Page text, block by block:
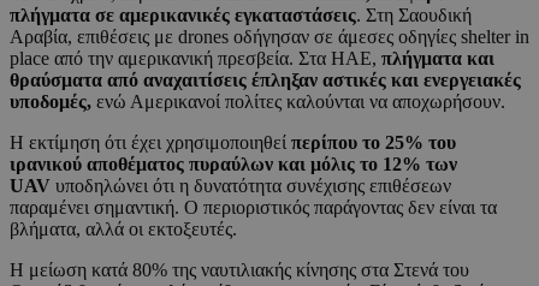
πλήγματα σε αμερικανικές εγκαταστάσεις. Στη Σαουδική
Αραβία, επιθέσεις με drones οδήγησαν σε άμεσες οδηγίες shelter in
place από την αμερικανική πρεσβεία. Στα ΗΑΕ, πλήγματα και
θραύσματα από αναχαιτίσεις έπληξαν αστικές και ενεργειακές
υποδομές, ενώ Αμερικανοί πολίτες καλούνται να αποχωρήσουν.
Η εκτίμηση ότι έχει χρησιμοποιηθεί περίπου το 25% του
ιρανικού αποθέματος πυραύλων και μόλις το 12% των
UAV υποδηλώνει ότι η δυνατότητα συνέχισης επιθέσεων
παραμένει σημαντική. Ο περιοριστικός παράγοντας δεν είναι τα
βλήματα, αλλά οι εκτοξευτές.
Η μείωση κατά 80% της ναυτιλιακής κίνησης στα Στενά του